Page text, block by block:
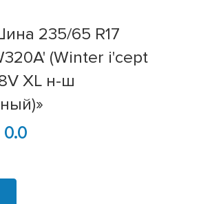
235/65 R17
(Winter i'cept
XL н-ш
0.0